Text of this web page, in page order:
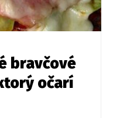
bravčové
očarí